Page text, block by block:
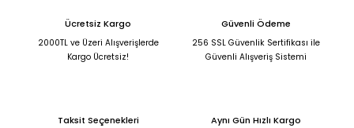
Ücretsiz Kargo
2000TL ve Üzeri Alışverişlerde
Kargo Ücretsiz!
Güvenli Ödeme
256 SSL Güvenlik Sertifikası ile
Güvenli Alışveriş Sistemi
Taksit Seçenekleri Aynı Gün Hızlı Kargo